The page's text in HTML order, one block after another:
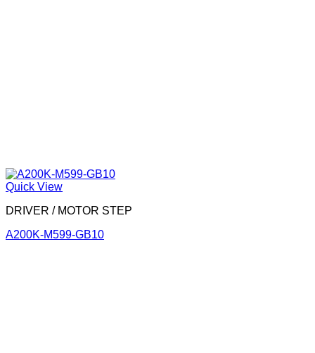
Quick View
DRIVER / MOTOR STEP
A200K-M599-GB10